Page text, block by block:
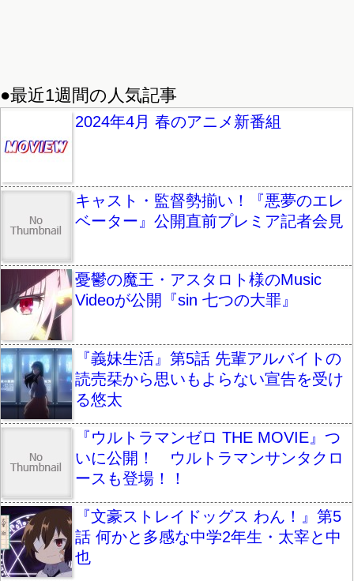
●最近1週間の人気記事
2024年4月 春のアニメ新番組
キャスト・監督勢揃い！『悪夢のエレ
ベーター』公開直前プレミア記者会見
憂鬱の魔王・アスタロト様のMusic
Videoが公開『sin 七つの大罪』
『義妹生活』第5話 先輩アルバイトの
読売栞から思いもよらない宣告を受け
る悠太
『ウルトラマンゼロ THE MOVIE』つ
いに公開！ ウルトラマンサンタクロ
ースも登場！！
『文豪ストレイドッグス わん！』第5
話 何かと多感な中学2年生・太宰と中
也